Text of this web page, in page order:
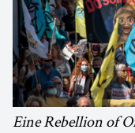
Eine Rebellion of